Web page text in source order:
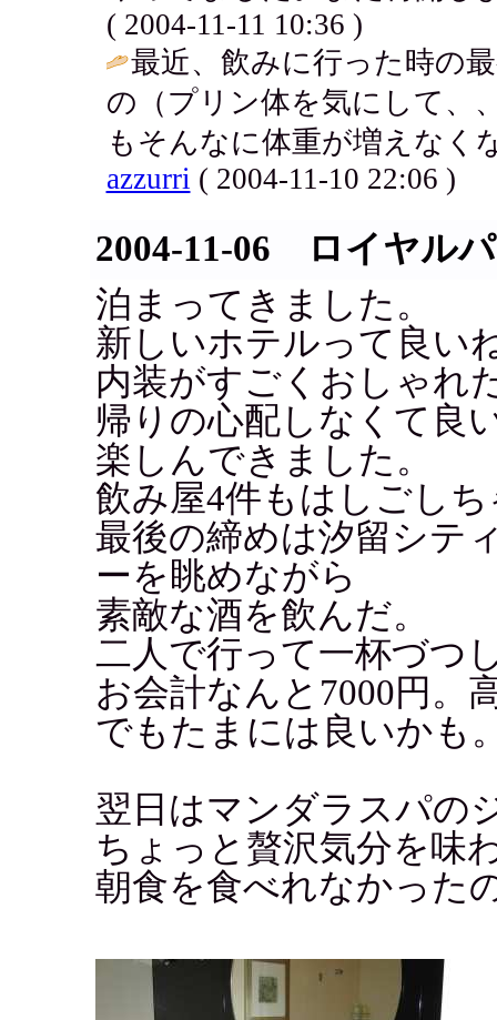
( 2004-11-11 10:36 )
最近、飲みに行った時の
の（プリン体を気にして、
もそんなに体重が増えなく
azzurri ( 2004-11-10 22:06 )
2004-11-06 ロイヤル
泊まってきました。
新しいホテルって良い
内装がすごくおしゃれ
帰りの心配しなくて良
楽しんできました。
飲み屋4件もはしごし
最後の締めは汐留シテ
ーを眺めながら
素敵な酒を飲んだ。
二人で行って一杯づつ
お会計なんと7000円。
でもたまには良いかも
翌日はマンダラスパの
ちょっと贅沢気分を味
朝食を食べれなかった